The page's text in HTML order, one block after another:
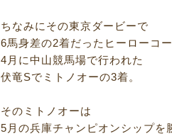
ちなみにその東京ダービーで
6馬身差の2着だったヒーローコ
4月に中山競馬場で行われた
伏竜Sでミトノオーの3着。
そのミトノオーは
5月の兵庫チャンピオンシップを